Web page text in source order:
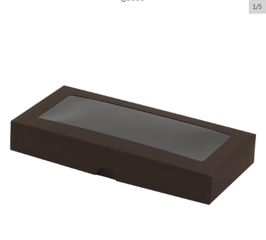
1/5
200 x 90 x 30 mm
Материал:картон
320 g/m2
Tовар можно получить в пункте выдачи.